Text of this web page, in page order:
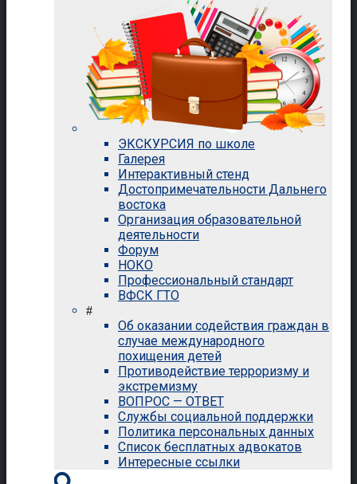
ЭКСКУРСИЯ по школе
Галерея
Интерактивный стенд
Достопримечательности Дальнего
востока
Организация образовательной
деятельности
Форум
НОКО
Профессиональный стандарт
ВФСК ГТО
#
Об оказании содействия граждан в
случае международного
похищения детей
Противодействие терроризму и
экстремизму
ВОПРОС — ОТВЕТ
Службы социальной поддержки
Политика персональных данных
Список бесплатных адвокатов
Интересные ссылки